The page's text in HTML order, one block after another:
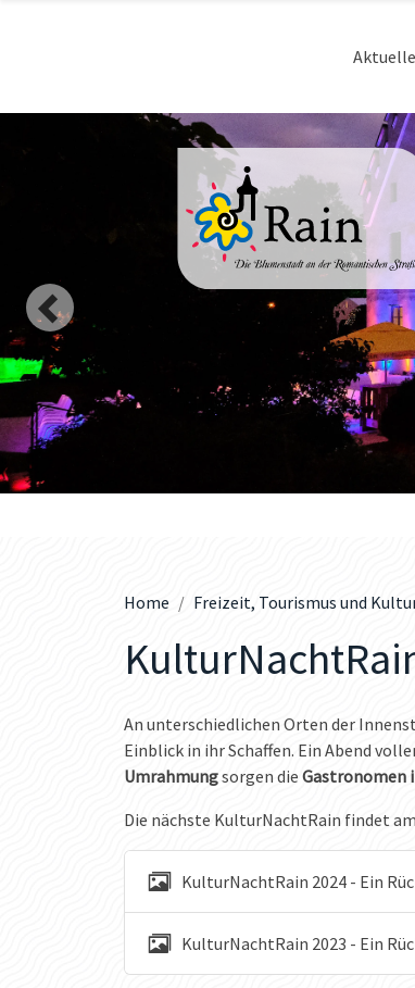
Home Freizeit, Tourismus und
An unterschiedlichen Orten der
Einblick in ihr Schaffen. Ein Abend
Umrahmungsorgen die Gastronomen
Die nächste KulturNachtRain findet am
KulturNachtRain 2024 - Ein
KulturNachtRain 2023 - Ein